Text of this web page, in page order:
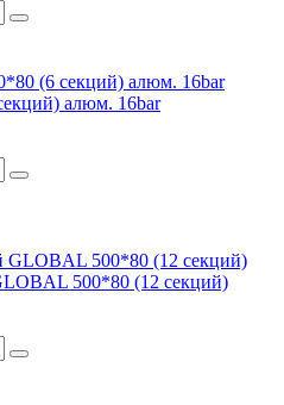
алюм. 16bar
500*80 (12 секций)